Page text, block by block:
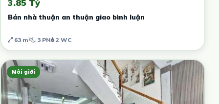
3.85 Tỷ
Bán nhà thuận an thuận giao bình luận
63 m² 3 PN 2 WC
Môi giới